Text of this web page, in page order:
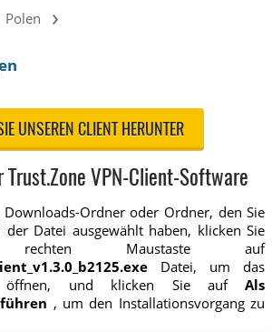
Polen ›
UNSEREN CLIENT HERUNTER
Trust.Zone VPN-Client-Software
Downloads-Ordner oder Ordner, den Sie
Datei ausgewählt haben, klicken Sie
Maustaste auf
Datei, um das
öffnen, und klicken Sie aufAls
, um den Installationsvorgang zu